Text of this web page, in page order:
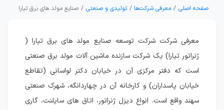
صفحه اصلی معرفی شرکت‌ها تولیدی و صنعتی صنایع مولد های برق تیارا
معرفی شرکت شرکت توسعه صنایع مولد های برق تیارا (
ژنراتور تیارا) یک شرکت سازنده ماشین آلات مولد برق صنعتی
است که دفتر مرکزی آن در خیابان دکتر لواسانی (تقاطع
خیابان پاسداران) و کارخانه آن در چهاردانگه، شهرک صنعتی
سهند واقع است. انواع دیزل ژنراتور، اتاق های سایلنت، گاری